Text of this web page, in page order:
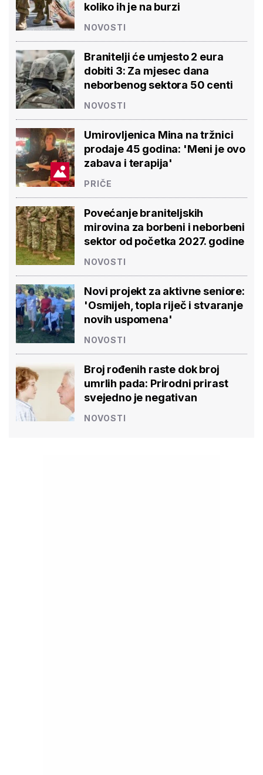
koliko ih je na burzi
NOVOSTI
Branitelji će umjesto 2 eura
dobiti 3: Za mjesec dana
neborbenog sektora 50 centi
NOVOSTI
Umirovljenica Mina na tržnici
prodaje 45 godina: 'Meni je ovo
zabava i terapija'
PRIČE
Povećanje braniteljskih
mirovina za borbeni i neborbeni
sektor od početka 2027. godine
NOVOSTI
Novi projekt za aktivne seniore:
'Osmijeh, topla riječ i stvaranje
novih uspomena'
NOVOSTI
Broj rođenih raste dok broj
umrlih pada: Prirodni prirast
svejedno je negativan
NOVOSTI